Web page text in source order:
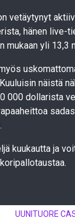
vetäytynyt
hänen live-
mukaan yli 13,3
näistä
000 dollarista
kuukautta ja
UUNITUORE